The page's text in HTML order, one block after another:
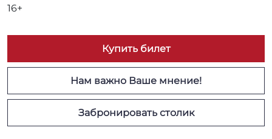
16+
Купить билет
Нам важно Ваше мнение!
Забронировать столик